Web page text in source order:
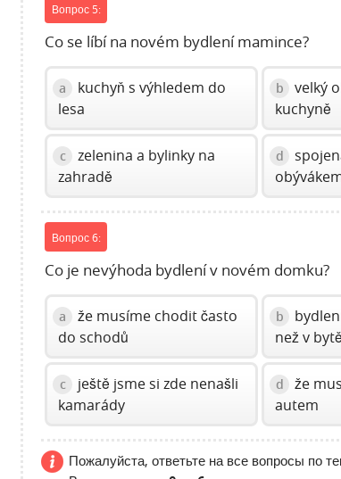
Вопрос 5:
Co se líbí na novém bydlení mamince?
a
kuchyň s výhledem do
lesa
b
velký
kuchyně
c
zelenina a bylinky na
zahradě
d
Вопрос 6:
Co je nevýhoda bydlení v novém domku?
a
že musíme chodit často
do schodů
b
než v bytě
c
ještě jsme si zde nenašli
kamarády
d
že
autem
Пожалуйста, ответьте на все вопросы по